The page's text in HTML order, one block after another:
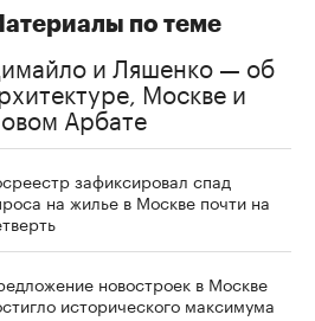
по теме
и Ляшенко — об
Москве и
Арбате
зафиксировал спад
на жилье в Москве почти на
новостроек в Москве
исторического максимума